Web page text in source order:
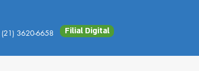
(21) 3620-6658 Filial Digital